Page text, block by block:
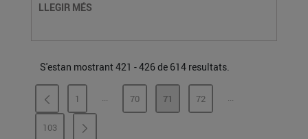
LLEGIR MÉS
S'estan mostrant 421 - 426 de 614 resultats.
PÀGINA
1 ...PÀGINES INTERMÈDIES
PÀGINA
70 PÀGINA
71 PÀGINA
72 ...PÀGINES
PÀGINA
103